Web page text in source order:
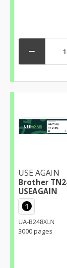

USE AGAIN
Brother
USEAGAIN
1
UA-B248XLN
3000 pages